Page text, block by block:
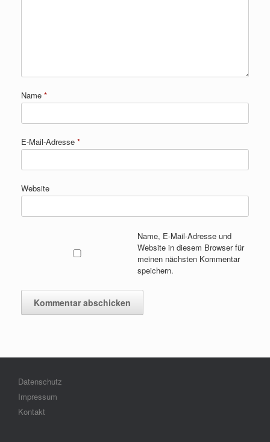
Name *
E-Mail-Adresse *
Website
Name, E-Mail-Adresse und
Website in diesem Browser für
meinen nächsten Kommentar
speichern.
Datenschutz
Impressum
Kontakt